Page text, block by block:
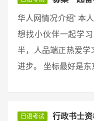
华人网情况介绍‘ 本
想找小伙伴一起学
半，人品端正热爱学
进步。 坐标最好是东
日语考试 行政书士